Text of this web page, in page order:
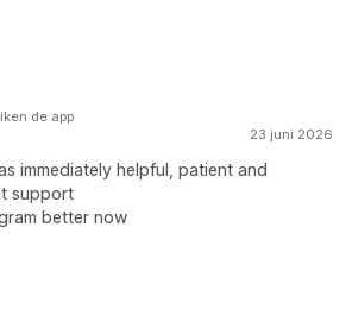
23 juni 2026
immediately helpful, patient and
support
better now
de app